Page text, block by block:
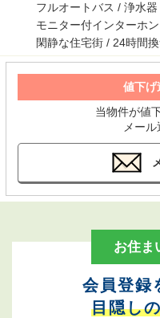
フルオートバス / 浄水
モニター付インターホ
閑静な住宅街 / 24時間
値下げ
当物件が値
メール
お住ま
会員登録
目隠し